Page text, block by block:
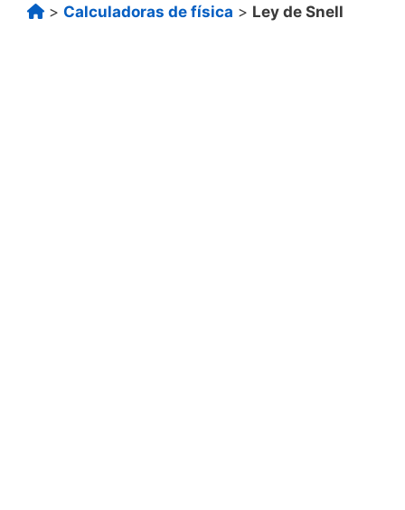
> Calculadoras de física > Ley de Snell